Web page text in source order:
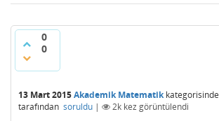
0
0
13 Mart 2015Akademik Matematikkategorisinde
tarafından soruldu | 2k kez görüntülendi